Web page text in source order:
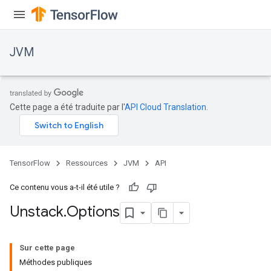
JVM
Cette page a été traduite par l'API Cloud Translation
TensorFlow Ressources JVM API
Ce contenu vous a-t-il été utile ?
Unstack.Options
Sur cette page
Méthodes publiques